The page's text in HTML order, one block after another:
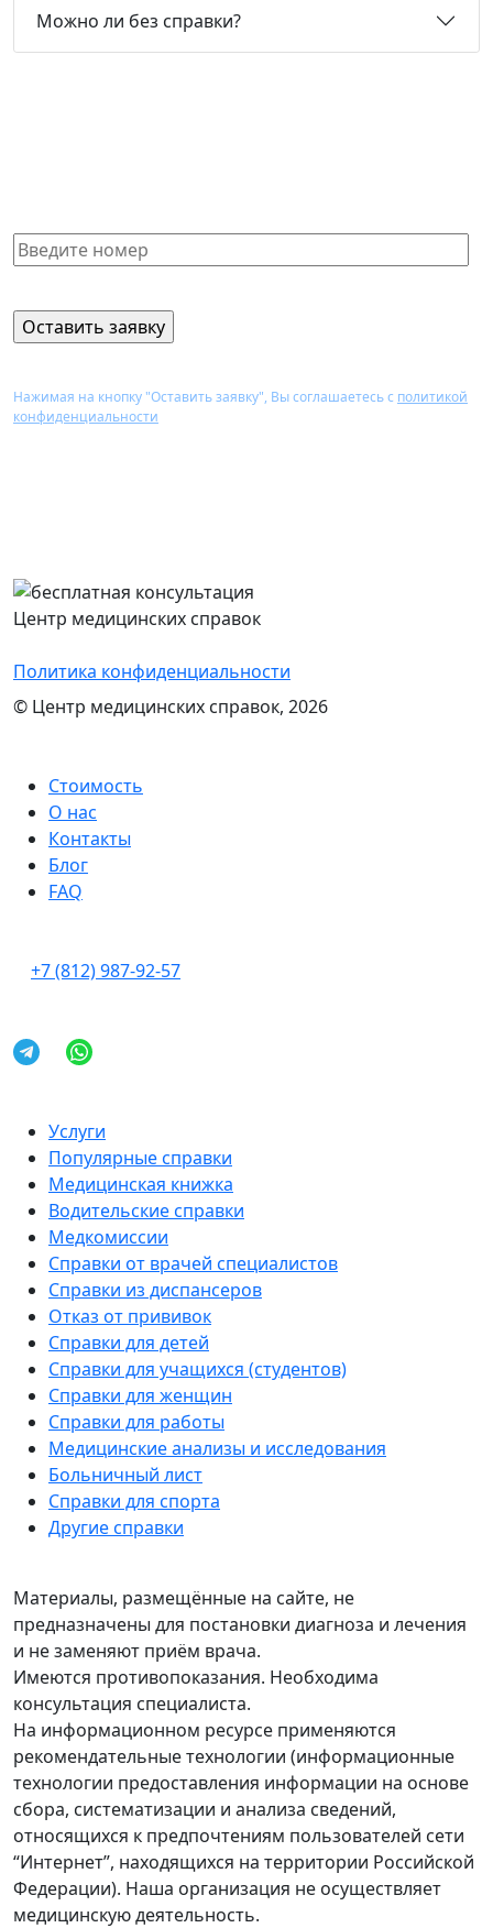
Можно ли без справки?
Нажимая на кнопку "Оставить заявку", Вы соглашаетесь с политикой
конфиденциальности
Центр медицинских справок
Политика конфиденциальности
© Центр медицинских справок, 2026
Услуги
Популярные справки
Медицинская книжка
Водительские справки
Медкомиссии
Справки от врачей специалистов
Справки из диспансеров
Отказ от прививок
Справки для детей
Справки для учащихся (студентов)
Справки для женщин
Справки для работы
Медицинские анализы и исследования
Больничный лист
Справки для спорта
Другие справки
Стоимость
О нас
Контакты
Блог
FAQ
+7 (812) 987-92-57
Материалы, размещённые на сайте, не
предназначены для постановки диагноза и лечения
и не заменяют приём врача.
Имеются противопоказания. Необходима
консультация специалиста.
На информационном ресурсе применяются
рекомендательные технологии (информационные
технологии предоставления информации на основе
сбора, систематизации и анализа сведений,
относящихся к предпочтениям пользователей сети
“Интернет”, находящихся на территории Российской
Федерации). Наша организация не осуществляет
медицинскую деятельность.